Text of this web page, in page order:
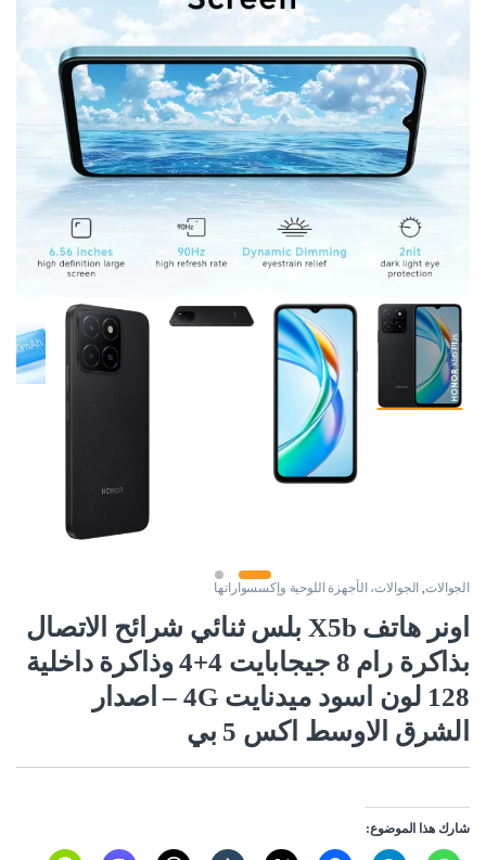
الجوالات, الجوالات، الأجهزة اللوحية وإكسسواراتها
اونر هاتف X5b بلس ثنائي شرائح الاتصال
بذاكرة رام 8 جيجابايت 4+4 وذاكرة داخلية
128 لون اسود ميدنايت 4G – اصدار
الشرق الاوسط اكس 5 بي
شارك هذا الموضوع: